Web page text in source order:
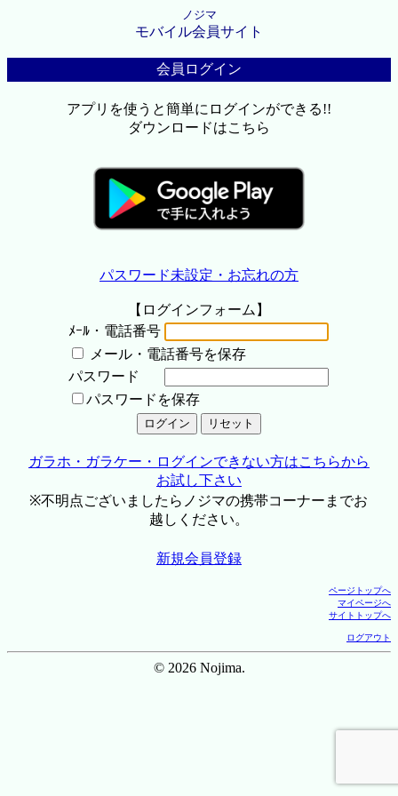
ノジマ
モバイル会員サイト
会員ログイン
アプリを使うと簡単にログインができる!!
ダウンロードはこちら
パスワード未設定・お忘れの方
【ログインフォーム】
ﾒｰﾙ・電話番号
メール・電話番号を保存
パスワード
パスワードを保存
ガラホ・ガラケー・ログインできない方はこちらから
お試し下さい
※不明点ございましたらノジマの携帯コーナーまでお
越しください。
新規会員登録
ページトップへ
マイページへ
サイトトップへ
ログアウト
© 2026 Nojima.